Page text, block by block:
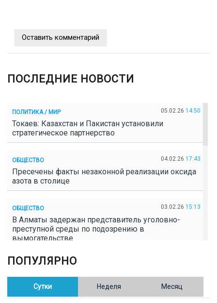
Оставить комментарий
ПОСЛЕДНИЕ НОВОСТИ
ПОЛИТИКА / МИР 05.02.26 14:50
Токаев: Казахстан и Пакистан установили
стратегическое партнерство
ОБЩЕСТВО 04.02.26 17:43
Пресечены факты незаконной реализации оксида
азота в столице
ОБЩЕСТВО 03.02.26 15:13
В Алматы задержан представитель уголовно-
преступной среды по подозрению в
вымогательстве
ОБЩЕСТВО
Полицейские пресекли незаконное выращивание
конопли в Таразе
ПОПУЛЯРНО
Сутки Неделя Месяц